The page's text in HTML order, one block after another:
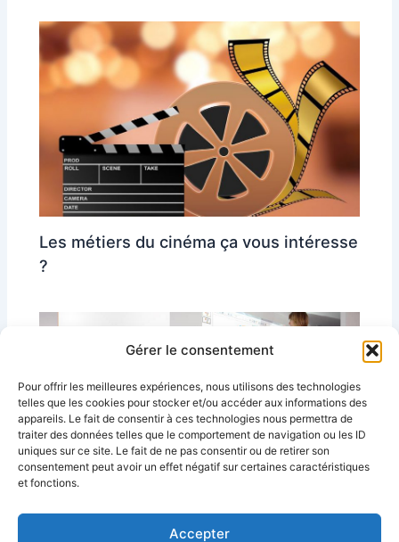
Gérer le consentement
Pour offrir les meilleures expériences, nous utilisons des technologies
telles que les cookies pour stocker et/ou accéder aux informations des
appareils. Le fait de consentir à ces technologies nous permettra de
traiter des données telles que le comportement de navigation ou les ID
uniques sur ce site. Le fait de ne pas consentir ou de retirer son
consentement peut avoir un effet négatif sur certaines caractéristiques
et fonctions.
Accepter
Les métiers du cinéma ça vous intéresse
?
Est-ce qu’au niveau pédagogique le TBI
est utile ?